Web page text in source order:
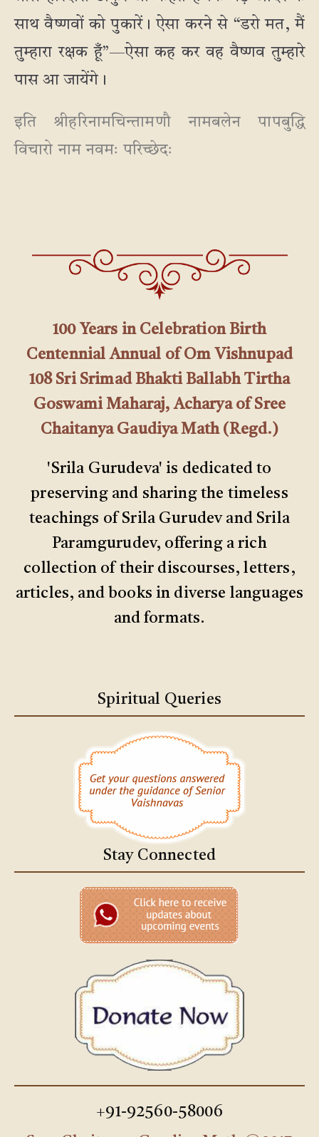
साथ वैष्णवों को पुकारें। ऐसा करने से “डरो मत, मैं
तुम्हारा रक्षक हूँ”—ऐसा कह कर वह वैष्णव तुम्हारे
पास आ जायेंगे।
इति श्रीहरिनामचिन्तामणौ नामबलेन पापबुद्धि
विचारो नाम नवमः परिच्छेदः
100 Years in Celebration Birth
Centennial Annual of Om Vishnupad
108 Sri Srimad Bhakti Ballabh Tirtha
Goswami Maharaj, Acharya of Sree
Chaitanya Gaudiya Math (Regd.)
'Srila Gurudeva' is dedicated to
preserving and sharing the timeless
teachings of Srila Gurudev and Srila
Paramgurudev, offering a rich
collection of their discourses, letters,
articles, and books in diverse languages
and formats.
Spiritual Queries
Stay Connected
+91-92560-58006